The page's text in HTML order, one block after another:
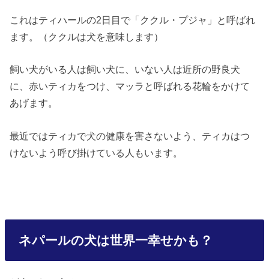
これはティハールの2日目で「ククル・プジャ」と呼ばれ
ます。（ククルは犬を意味します）
飼い犬がいる人は飼い犬に、いない人は近所の野良犬
に、赤いティカをつけ、マッラと呼ばれる花輪をかけて
あげます。
最近ではティカで犬の健康を害さないよう、ティカはつ
けないよう呼び掛けている人もいます。
ネパールの犬は世界一幸せかも？